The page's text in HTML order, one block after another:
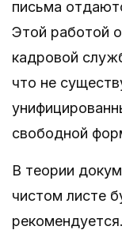
письма
Этой работой
кадровой
что не
свободной
В теории
чистом листе